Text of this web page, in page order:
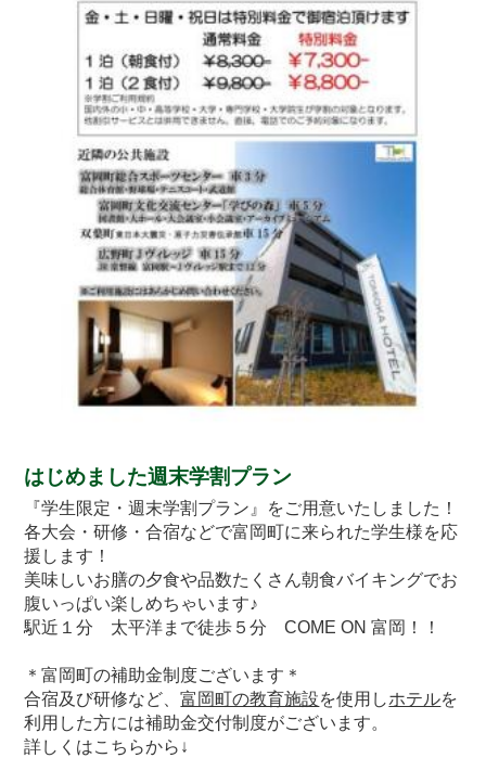
はじめました週末学割プラン
『学生限定・週末学割プラン』をご用意いたしました！
各大会・研修・合宿などで富岡町に来られた学生様を応
援します！
美味しいお膳の夕食や品数たくさん朝食バイキングでお
腹いっぱい楽しめちゃいます♪
駅近１分 太平洋まで徒歩５分 COME ON 富岡！！
＊富岡町の補助金制度ございます＊
合宿及び研修など、富岡町の教育施設を使用しホテルを
利用した方には補助金交付制度がございます。
詳しくはこちらから↓